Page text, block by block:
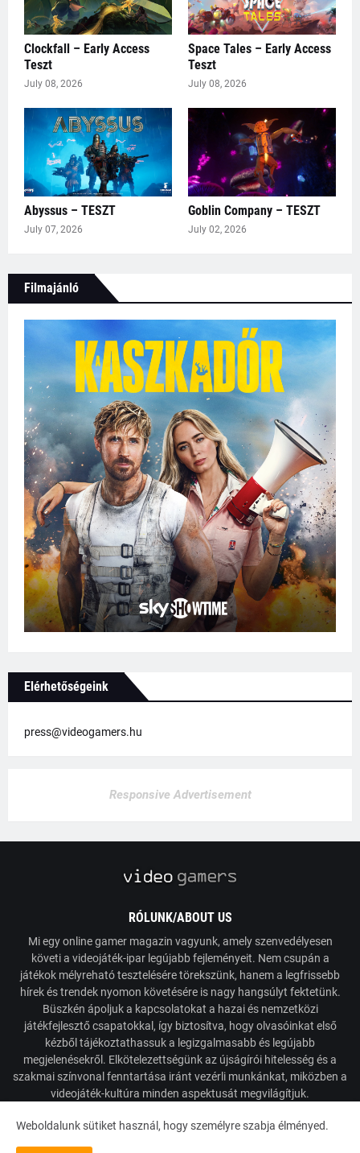
Clockfall – Early Access
Teszt
July 08, 2026
Space Tales – Early Access
Teszt
July 08, 2026
Abyssus – TESZT
July 07, 2026
Goblin Company – TESZT
July 02, 2026
Filmajánló
Elérhetőségeink
press@videogamers.hu
Responsive Advertisement
RÓLUNK/ABOUT US
Mi egy online gamer magazin vagyunk, amely szenvedélyesen
követi a videojáték-ipar legújabb fejleményeit. Nem csupán a
játékok mélyreható tesztelésére törekszünk, hanem a legfrissebb
hírek és trendek nyomon követésére is nagy hangsúlyt fektetünk.
Büszkén ápoljuk a kapcsolatokat a hazai és nemzetközi
játékfejlesztő csapatokkal, így biztosítva, hogy olvasóinkat első
kézből tájékoztathassuk a legizgalmasabb és legújabb
megjelenésekről. Elkötelezettségünk az újságírói hitelesség és a
szakmai színvonal fenntartása iránt vezérli munkánkat, miközben a
videojáték-kultúra minden aspektusát megvilágítjuk.
Weboldalunk sütiket használ, hogy személyre szabja élményed.